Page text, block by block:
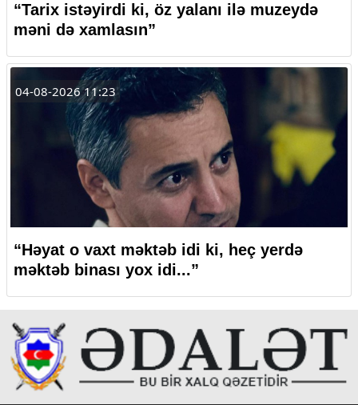
“Tarix istəyirdi ki, öz yalanı ilə muzeydə
məni də xamlasın”
04-08-2026 11:23
“Həyat o vaxt məktəb idi ki, heç yerdə
məktəb binası yox idi...”